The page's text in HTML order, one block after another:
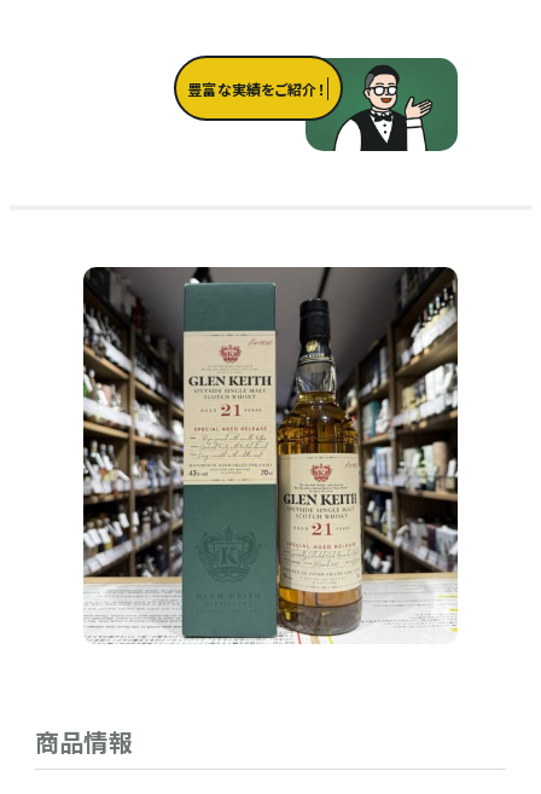
豊富な実績をご紹介！
商品情報